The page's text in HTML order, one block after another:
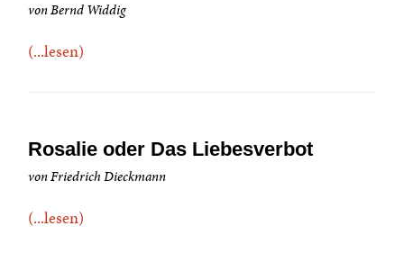
von Bernd Widdig
(...lesen)
Rosalie oder Das Liebesverbot
von Friedrich Dieckmann
(...lesen)